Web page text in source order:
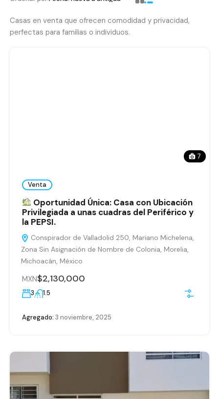
Casas en venta que ofrecen comodidad y privacidad,
perfectas para familias o individuos.
7
Venta
Oportunidad Única: Casa con Ubicación
Privilegiada a unas cuadras del Periférico y
la PEPSI.
Conspirador de Valladolid 250, Mariano Michelena,
Zona Sin Asignación de Nombre de Colonia, Morelia,
Michoacán, México
MXN$2,130,000
3 1.5
Agregado: 3 noviembre, 2025